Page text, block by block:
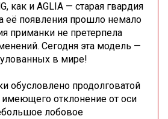
как и AGLIA — старая гвардия
её появления прошло немало
приманки не претерпела
Сегодня эта модель —
в мире!
обусловлено продолговатой
отклонение от оси
лобовое